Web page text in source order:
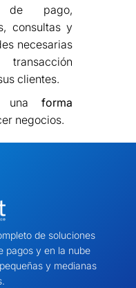
de pago,
consultas y
necesarias
clientes.
forma
negocios.
de soluciones
pagos y en la nube
y medianas